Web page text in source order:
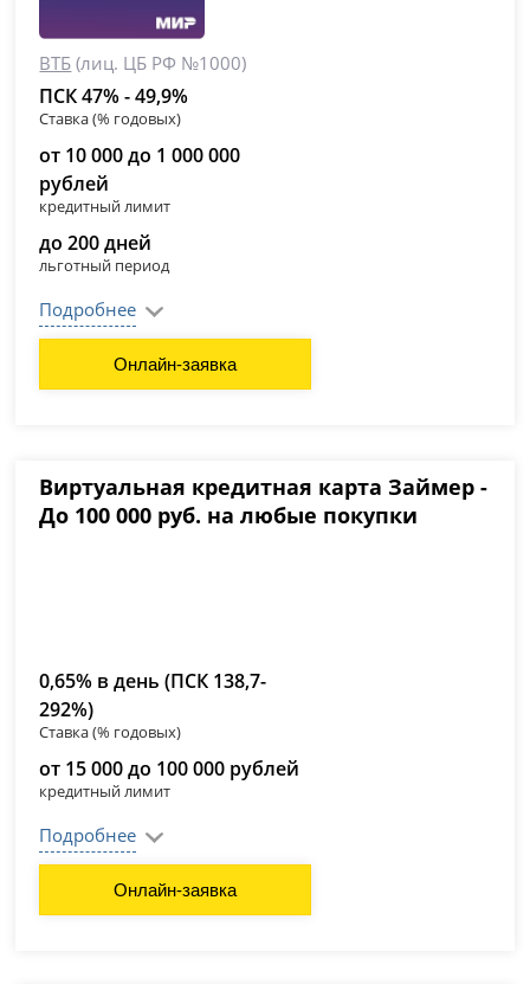
ВТБ (лиц. ЦБ РФ №1000)
ПСК 47% - 49,9%
Ставка (% годовых)
от 10 000 до 1 000 000
рублей
кредитный лимит
до 200 дней
льготный период
Подробнее
Онлайн-заявка
Виртуальная кредитная карта Займер -
До 100 000 руб. на любые покупки
0,65% в день (ПСК 138,7-
292%)
Ставка (% годовых)
от 15 000 до 100 000 рублей
кредитный лимит
Подробнее
Онлайн-заявка